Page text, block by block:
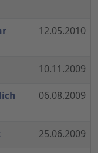
12.05.2010
10.11.2009
06.08.2009
25.06.2009